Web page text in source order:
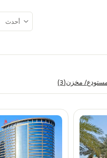
أظهر
خاصة
مخزن(3)